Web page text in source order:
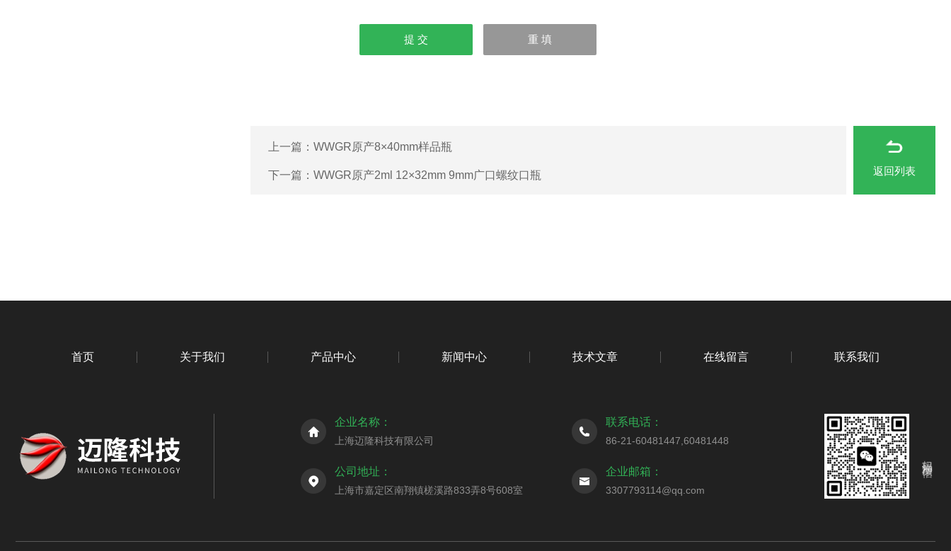
上一篇： WWGR原产8×40mm样品瓶
下一篇： WWGR原产2ml 12×32mm 9mm广口螺纹口瓶 返回列表
首页 关于我们 产品中心 新闻中心 技术文章 在线留言 联系我们
企业名称：
上海迈隆科技有限公司
联系电话：
86-21-60481447,60481448
公司地址：
上海市嘉定区南翔镇槎溪路833弄8号608室
企业邮箱：
3307793114@qq.com